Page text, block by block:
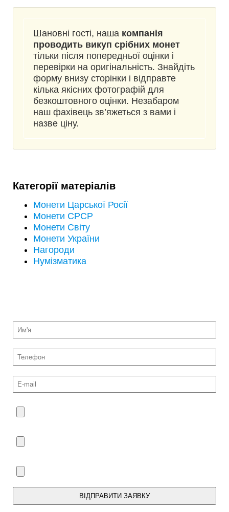
Шановні гості, наша компанія
проводить викуп срібних монет
тільки після попередньої оцінки і
перевірки на оригінальність. Знайдіть
форму внизу сторінки і відправте
кілька якісних фотографій для
безкоштовного оцінки. Незабаром
наш фахівець зв’яжеться з вами і
назве ціну.
Категорії матеріалів
Монети Царської Росії
Монети СРСР
Монети Світу
Монети України
Нагороди
Нумізматика
ВІДПРАВИТИ ЗАЯВКУ